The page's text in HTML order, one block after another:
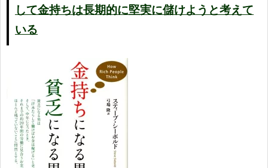
して金持ちは長期的に堅実に儲けようと考えて
いる